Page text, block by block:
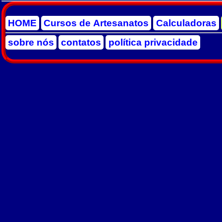
HOME Cursos de Artesanatos Calculadoras
sobre nós
contatos política privacidade